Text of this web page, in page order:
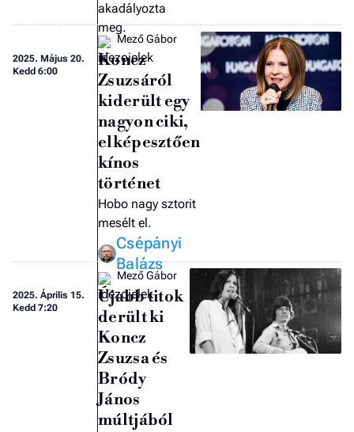
akadályozta
meg.
2025. Május 20.
Kedd 6:00
Mező Gábor
Koncz
Zsuzsáról
kiderült egy
nagyon ciki,
elképesztően
kínos
történet
Hobo nagy sztorit
mesélt el.
Csépányi
Balázs
2025. Április 15.
Kedd 7:20
Mező Gábor
Újabb titok
derült ki
Koncz
Zsuzsa és
Bródy
János
múltjából